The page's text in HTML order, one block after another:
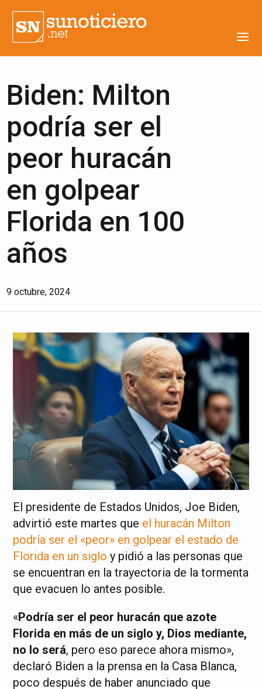
Biden: Milton
podría ser el
peor huracán
en golpear
Florida en 100
años
9 octubre, 2024
El presidente de Estados Unidos, Joe Biden,
advirtió este martes que el huracán Milton
podría ser el «peor» en golpear el estado de
Florida en un siglo y pidió a las personas que
se encuentran en la trayectoria de la tormenta
que evacuen lo antes posible.
«Podría ser el peor huracán que azote
Florida en más de un siglo y, Dios mediante,
no lo será, pero eso parece ahora mismo»,
declaró Biden a la prensa en la Casa Blanca,
poco después de haber anunciado que